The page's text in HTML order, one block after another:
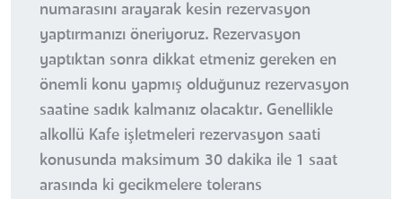
numarasını arayarak kesin rezervasyon
yaptırmanızı öneriyoruz. Rezervasyon
yaptıktan sonra dikkat etmeniz gereken en
önemli konu yapmış olduğunuz rezervasyon
saatine sadık kalmanız olacaktır. Genellikle
alkollü Kafe işletmeleri rezervasyon saati
konusunda maksimum 30 dakika ile 1 saat
arasında ki gecikmelere tolerans